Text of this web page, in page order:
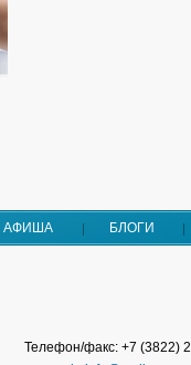
АФИША БЛОГИ
Телефон/факс: +7 (3822)